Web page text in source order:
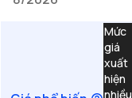
Mức
giá
xuất
hiện
nhiều